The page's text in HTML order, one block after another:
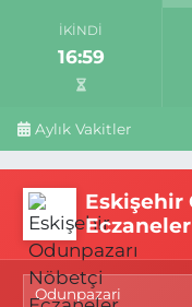
İKINDI
16:59
Aylık Vakitler
Eskişehir
Eczaneler